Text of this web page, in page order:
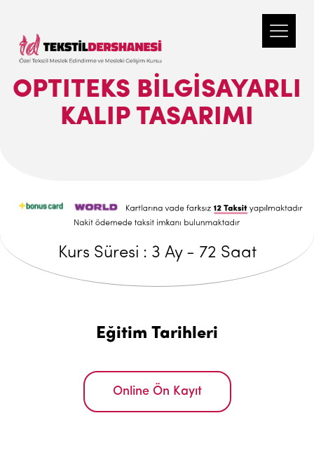
OPTITEKS BİLGİSAYARLI
KALIP TASARIMI
Kurs Süresi : 3 Ay - 72 Saat
Eğitim Tarihleri
Online Ön Kayıt